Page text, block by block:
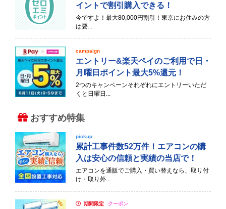
イントで割引購入できる！
今ですよ！最大80,000円割引！東京にお住みの方
は要...
campaign
エントリー&楽天ペイのご利用で日・
月曜日ポイント最大5%還元！
2つのキャンペーンそれぞれにエントリーいただ
くと日曜日...
おすすめ特集
pickup
累計工事件数52万件！エアコンの購
入は安心の信頼と実績の当店で！
エアコンを通販でご購入・買い替えなら、取り付
け・取り外...
期間限定 クーポン